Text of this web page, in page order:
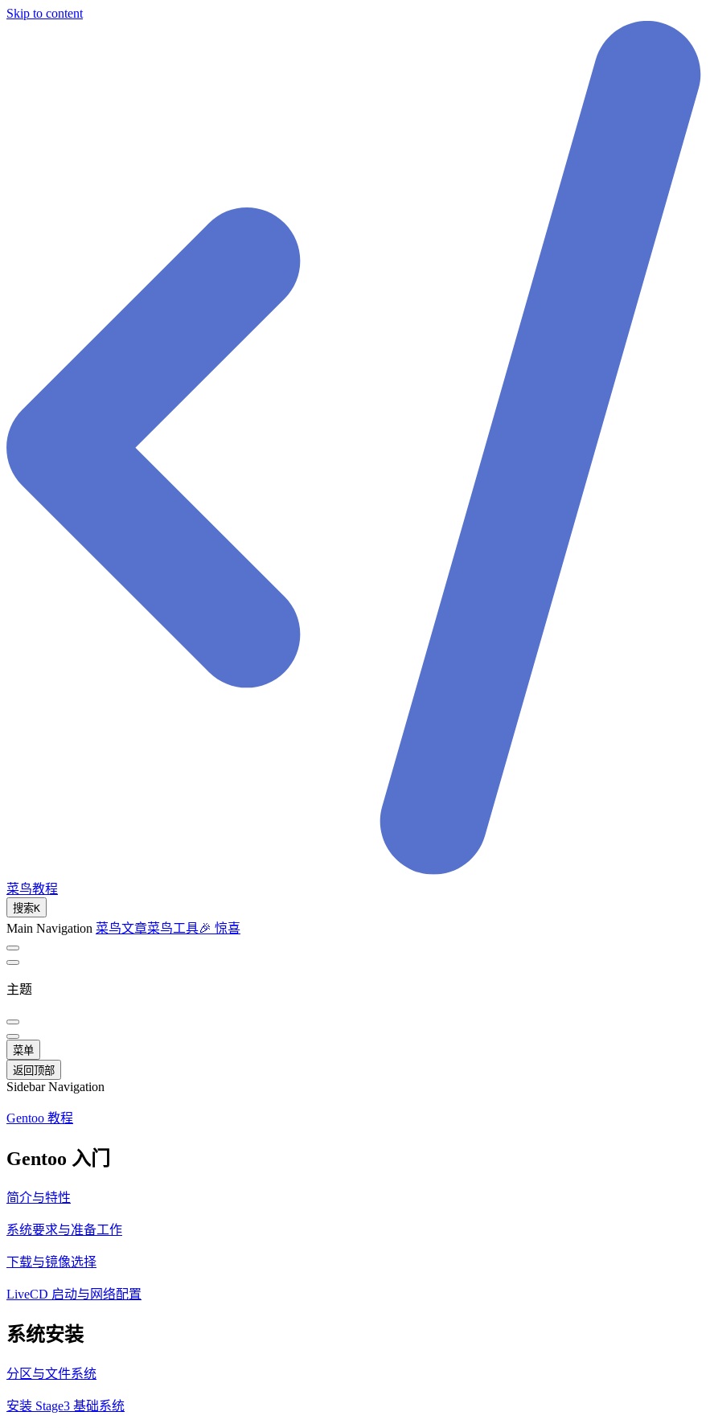
Skip to content
菜鸟教程
搜索K
Main Navigation 菜鸟文章菜鸟工具🎉 惊喜
主题
菜单
返回顶部
Sidebar Navigation
Gentoo 教程
Gentoo 入门
简介与特性
系统要求与准备工作
下载与镜像选择
LiveCD 启动与网络配置
系统安装
分区与文件系统
安装 Stage3 基础系统